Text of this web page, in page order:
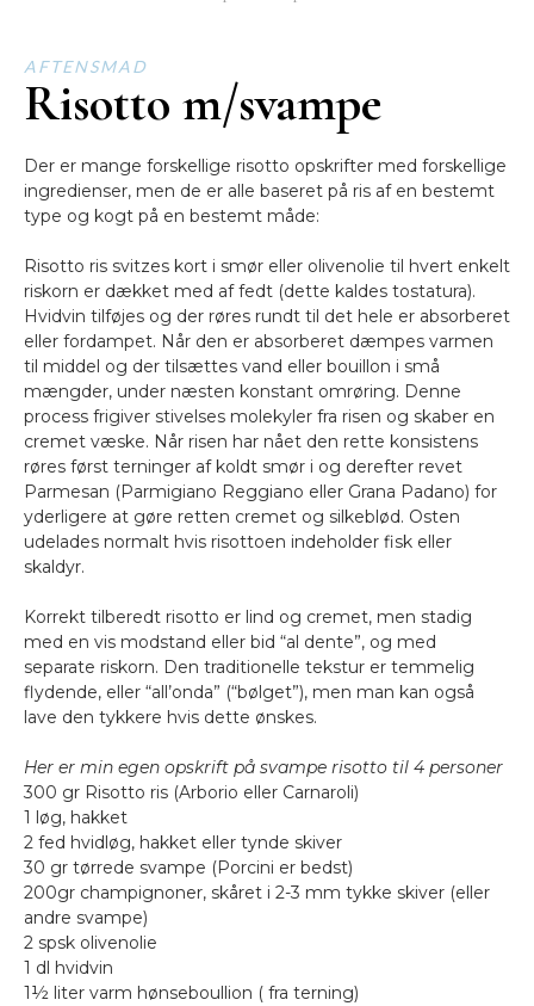
AFTENSMAD
Risotto m/svampe
Der er mange forskellige risotto opskrifter med forskellige
ingredienser, men de er alle baseret på ris af en bestemt
type og kogt på en bestemt måde:
Risotto ris svitzes kort i smør eller olivenolie til hvert enkelt
riskorn er dækket med af fedt (dette kaldes tostatura).
Hvidvin tilføjes og der røres rundt til det hele er absorberet
eller fordampet. Når den er absorberet dæmpes varmen
til middel og der tilsættes vand eller bouillon i små
mængder, under næsten konstant omrøring. Denne
process frigiver stivelses molekyler fra risen og skaber en
cremet væske. Når risen har nået den rette konsistens
røres først terninger af koldt smør i og derefter revet
Parmesan (Parmigiano Reggiano eller Grana Padano) for
yderligere at gøre retten cremet og silkeblød. Osten
udelades normalt hvis risottoen indeholder fisk eller
skaldyr.
Korrekt tilberedt risotto er lind og cremet, men stadig
med en vis modstand eller bid “al dente”, og med
separate riskorn. Den traditionelle tekstur er temmelig
flydende, eller “all’onda” (“bølget”), men man kan også
lave den tykkere hvis dette ønskes.
Her er min egen opskrift på svampe risotto til 4 personer
300 gr Risotto ris (Arborio eller Carnaroli)
1 løg, hakket
2 fed hvidløg, hakket eller tynde skiver
30 gr tørrede svampe (Porcini er bedst)
200gr champignoner, skåret i 2-3 mm tykke skiver (eller
andre svampe)
2 spsk olivenolie
1 dl hvidvin
1½ liter varm hønseboullion ( fra terning)